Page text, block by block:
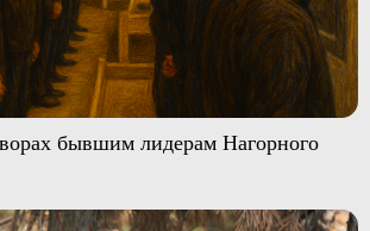
бывшим лидерам Нагорного